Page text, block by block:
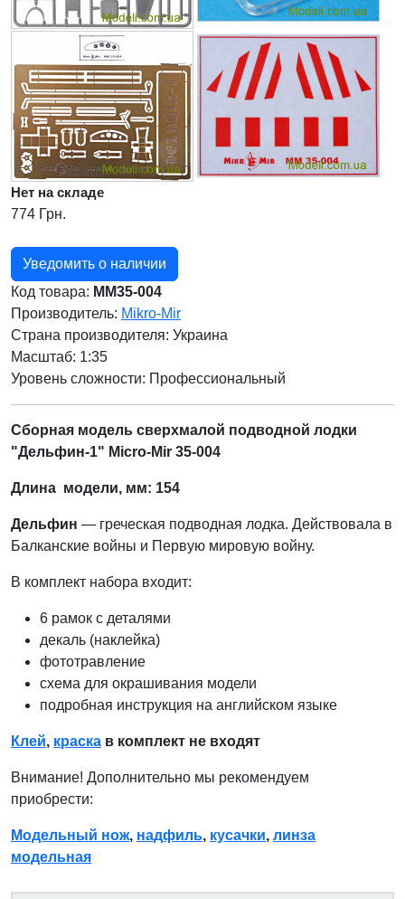
Нет на складе
774 Грн.
Уведомить о наличии
Код товара: MM35-004
Производитель: Mikro-Mir
Страна производителя: Украина
Масштаб: 1:35
Уровень сложности: Профессиональный
Сборная модель сверхмалой подводной лодки
"Дельфин-1" Micro-Mir 35-004
Длина модели, мм: 154
Дельфин — греческая подводная лодка. Действовала в
Балканские войны и Первую мировую войну.
В комплект набора входит:
6 рамок с деталями
декаль (наклейка)
фототравление
схема для окрашивания модели
подробная инструкция на английском языке
Клей, краска в комплект не входят
Внимание! Дополнительно мы рекомендуем
приобрести:
Модельный нож, надфиль, кусачки, линза
модельная